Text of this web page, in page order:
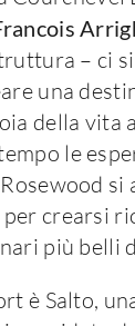
– ci
una
della vita
le
si
per crearsi
più belli
è Salto,